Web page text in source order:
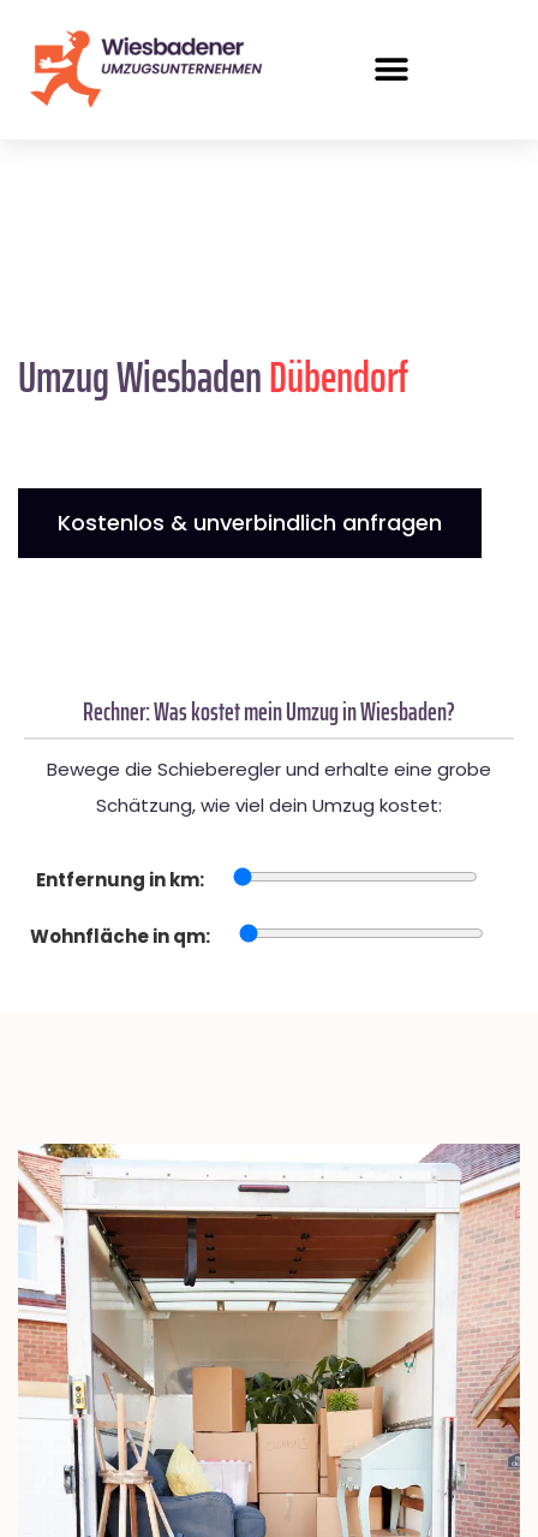
Umzug WiesbadenDübendorf
Kostenlos & unverbindlich anfragen
Rechner: Was kostet mein Umzug in Wiesbaden?
Bewege die Schieberegler und erhalte eine grobe
Schätzung, wie viel dein Umzug kostet:
Entfernung in km:
Wohnfläche in qm: